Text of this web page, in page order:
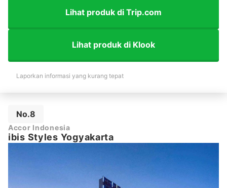
Lihat produk di Trip.com
Lihat produk di Klook
Laporkan informasi yang kurang tepat
No.8
Accor Indonesia
ibis Styles Yogyakarta